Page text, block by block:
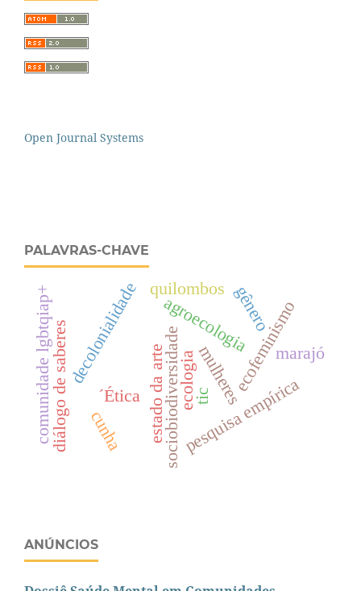
Open Journal Systems
PALAVRAS-CHAVE
decolonialidade sociobiodiversidadepesquisa empírica
´Ética ecologiamulheres
estado da arte ecofeminismo
agroecologia
diálogo de saberes cunha
quilombos gênero
comunidade lgbtqiap+ tic
marajó
ANÚNCIOS